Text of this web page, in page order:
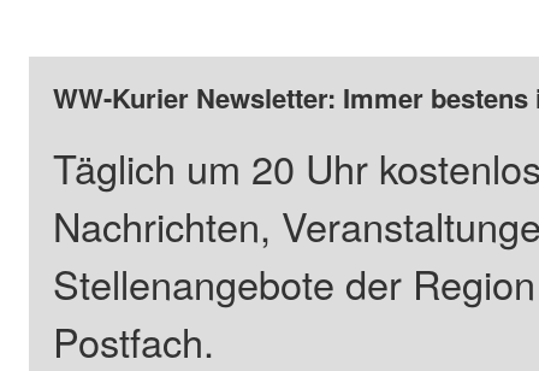
WW-Kurier Newsletter: Immer
Täglich um 20 Uhr
Nachrichten,
Stellenangebote der
Postfach.